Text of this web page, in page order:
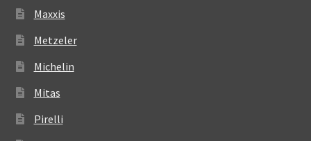
Maxxis
Metzeler
Michelin
Mitas
Pirelli